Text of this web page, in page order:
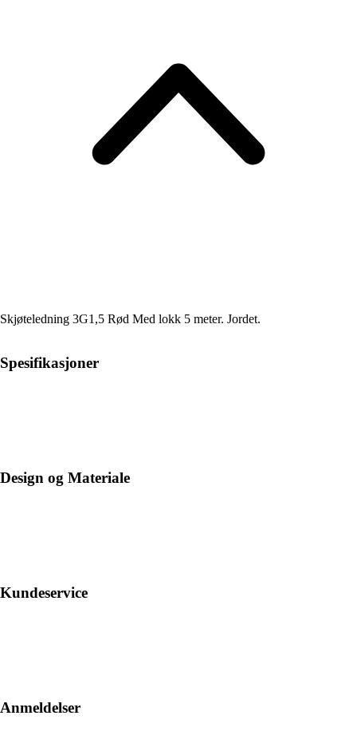
Skjøteledning 3G1,5 Rød Med lokk 5 meter. Jordet.
Spesifikasjoner
Design og Materiale
Kundeservice
Anmeldelser